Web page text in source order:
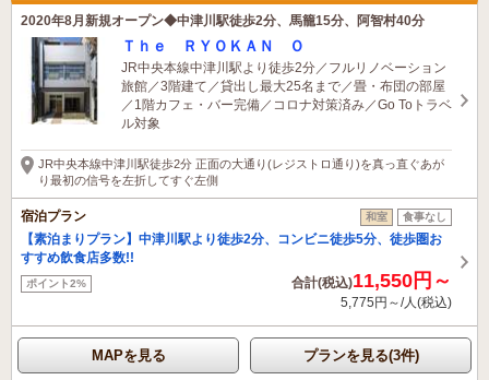
2020年8月新規オープン◆中津川駅徒歩2分、馬籠15分、阿智村40分
Ｔｈｅ ＲＹＯＫＡＮ Ｏ
JR中央本線中津川駅より徒歩2分／フルリノベーション
旅館／3階建て／貸出し最大25名まで／畳・布団の部屋
／1階カフェ・バー完備／コロナ対策済み／Go Toトラベ
ル対象
JR中央本線中津川駅徒歩2分 正面の大通り(レジストロ通り)を真っ直ぐあが
り最初の信号を左折してすぐ左側
宿泊プラン 和室 食事なし
【素泊まりプラン】中津川駅より徒歩2分、コンビニ徒歩5分、徒歩圏お
すすめ飲食店多数!!
ポイント2% 合計(税込)11,550円～
5,775円～/人(税込)
MAPを見る プランを見る(3件)